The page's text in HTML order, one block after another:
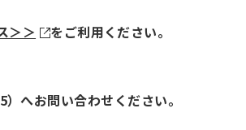
＞＞
をご利用ください。
へお問い合わせください。